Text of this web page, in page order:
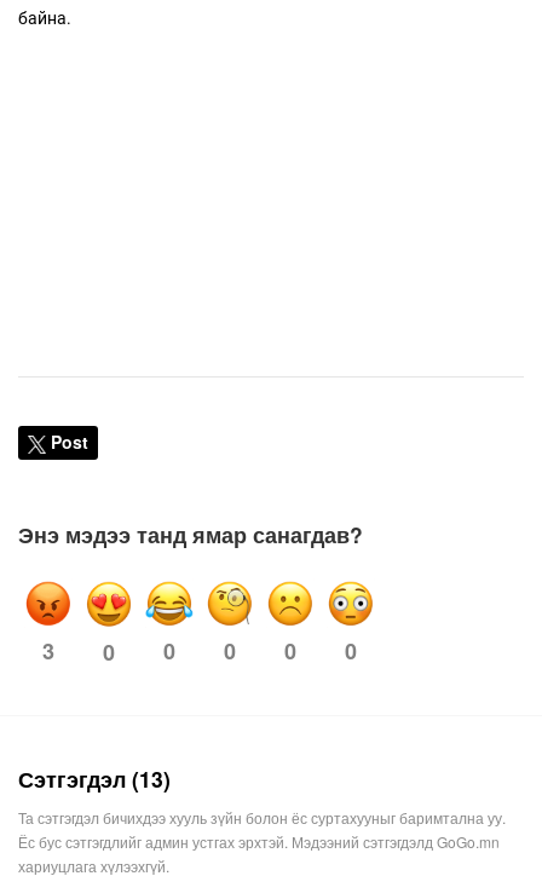
байна.
Post
Энэ мэдээ танд ямар санагдав?
3 0 0 0 0 0
Сэтгэгдэл (13)
Та сэтгэгдэл бичихдээ хууль зүйн болон ёс суртахууныг баримтална уу.
Ёс бус сэтгэгдлийг админ устгах эрхтэй. Мэдээний сэтгэгдэлд GoGo.mn
хариуцлага хүлээхгүй.